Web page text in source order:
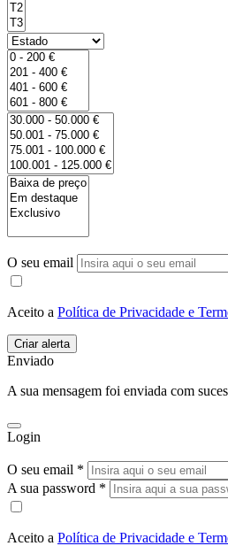
O seu email
Aceito a Política de Privacidade e
Enviado
A sua mensagem foi enviada com
Login
O seu email *
A sua password *
Aceito a Política de Privacidade e